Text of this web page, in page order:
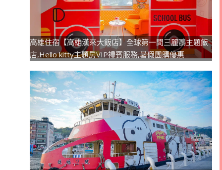
高雄住宿【高雄漢來大飯店】全球第一間三麗鷗主題飯
店,Hello kitty主題房VIP禮賓服務,暑假團購優惠